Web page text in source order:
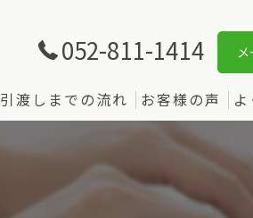
052-811-1414
引渡しまでの流れ お客様の声